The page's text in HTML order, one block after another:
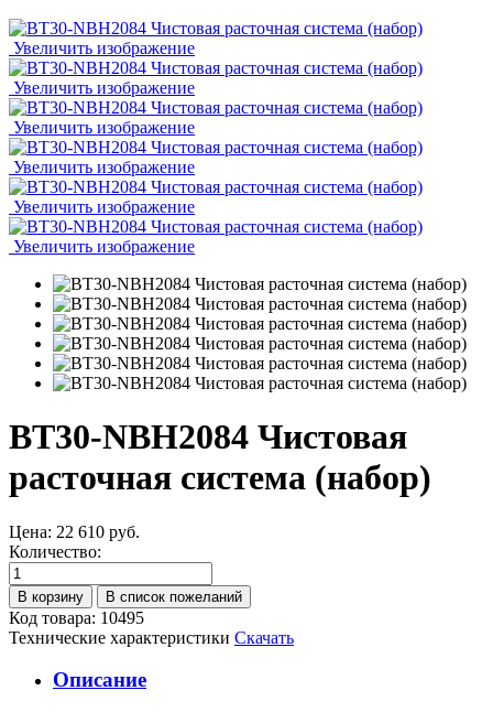
Увеличить изображение
Увеличить изображение
Увеличить изображение
Увеличить изображение
Увеличить изображение
Увеличить изображение
BT30-NBH2084 Чистовая
расточная система (набор)
Цена: 22 610 руб.
Количество:
Код товара: 10495
Технические характеристики Скачать
Описание